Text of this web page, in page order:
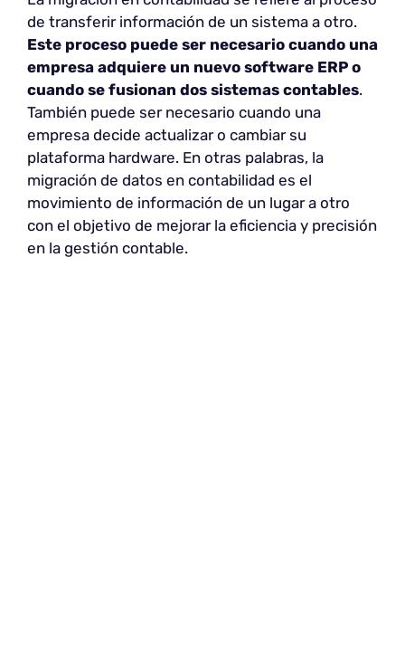
de transferir información de un sistema a otro.
Este proceso puede ser necesario cuando una
empresa adquiere un nuevo software ERP o
cuando se fusionan dos sistemas contables.
También puede ser necesario cuando una
empresa decide actualizar o cambiar su
plataforma hardware. En otras palabras, la
migración de datos en contabilidad es el
movimiento de información de un lugar a otro
con el objetivo de mejorar la eficiencia y precisión
en la gestión contable.